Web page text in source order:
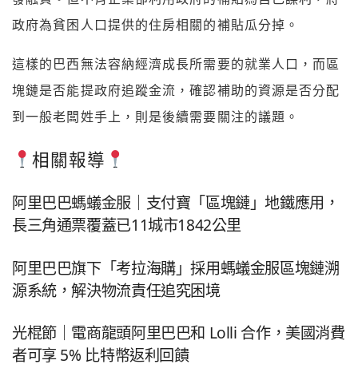
政府為貧困人口提供的住房相關的補貼瓜分掉。
這樣的巴西無法容納經濟成長所需要的就業人口，而區
塊鏈是否能提政府追蹤金流，確認補助的資源是否分配
到一般老闆姓手上，則是後續需要關注的議題。
相關報導
阿里巴巴螞蟻金服｜支付寶「區塊鏈」地鐵應用，
長三角通票覆蓋已11城市1842公里
阿里巴巴旗下「考拉海購」採用螞蟻金服區塊鏈溯
源系統，解決物流責任追究困境
光棍節｜電商龍頭阿里巴巴和 Lolli 合作，美國消費
者可享 5% 比特幣返利回饋